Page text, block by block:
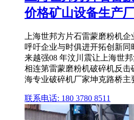
价格矿山设备生产
上海世邦方片石雷蒙磨粉机
呼吁企业与时俱进开拓创新
来越强08 年汶川震让上海世
相连第雷蒙磨粉机破碎机反击
海专业破碎机厂家坤克路桥主
联系电话: 180 3780 8511